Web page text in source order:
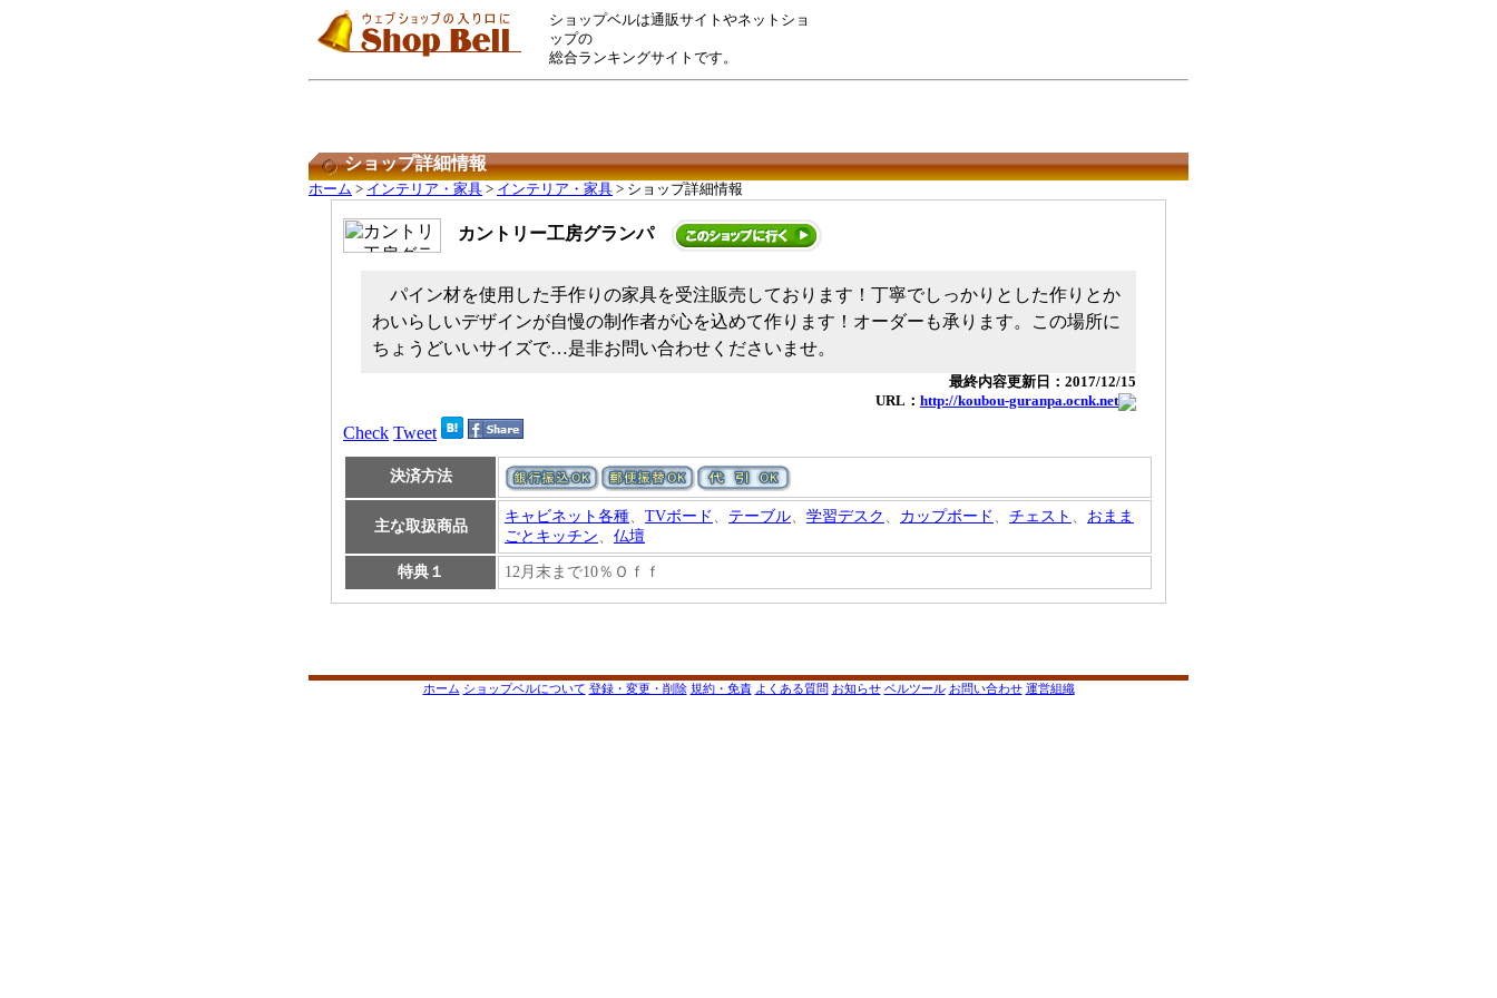
ショップベルは通販サイトやネットショ
ップの
総合ランキングサイトです。
ショップ詳細情報
ホーム > インテリア・家具 > インテリア・家具 > ショップ詳細情報
カントリー工房グランパ
パイン材を使用した手作りの家具を受注販売しております！丁寧でしっかりとした作りとか
わいらしいデザインが自慢の制作者が心を込めて作ります！オーダーも承ります。この場所に
ちょうどいいサイズで…是非お問い合わせくださいませ。
最終内容更新日：2017/12/15
URL： http://koubou-guranpa.ocnk.net
Check Tweet
決済方法
主な取扱商品
キャビネット各種、 TVボード 、 テーブル、 学習デスク 、 カップボード 、 チェスト 、 おまま
ごとキッチン、 仏壇
特典１ 12月末まで10％Ｏｆｆ
ホーム ショップベルについて 登録・変更・削除 規約・免責 よくある質問 お知らせ ベルツール お問い合わせ 運営組織